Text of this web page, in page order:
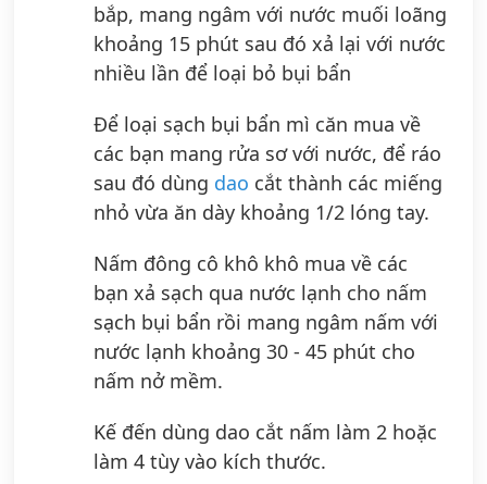
bắp, mang ngâm với nước muối loãng
khoảng 15 phút sau đó xả lại với nước
nhiều lần để loại bỏ bụi bẩn
Để loại sạch bụi bẩn mì căn mua về
các bạn mang rửa sơ với nước, để ráo
sau đó dùng dao cắt thành các miếng
nhỏ vừa ăn dày khoảng 1/2 lóng tay.
Nấm đông cô khô khô mua về các
bạn xả sạch qua nước lạnh cho nấm
sạch bụi bẩn rồi mang ngâm nấm với
nước lạnh khoảng 30 - 45 phút cho
nấm nở mềm.
Kế đến dùng dao cắt nấm làm 2 hoặc
làm 4 tùy vào kích thước.